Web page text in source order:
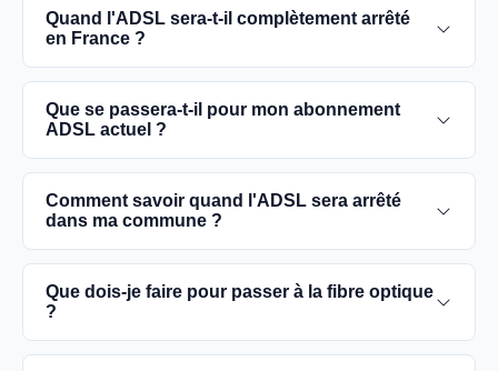
Quand l'ADSL sera-t-il complètement arrêté
en France ?
L'extinction complète du réseau ADSL est prévue
pour 2030. D'ici là, les utilisateurs sont
optique, plus rapides et fiables.
Que se passera-t-il pour mon abonnement
ADSL actuel ?
Vous pouvez continuer à utiliser votre
abonnement ADSL jusqu'à la date de fermeture du
conseillé de passer à la fibre optique dès que
possible pour une meilleure qualité de service.
Comment savoir quand l'ADSL sera arrêté
dans ma commune ?
Les dates précises de fermeture de l'ADSL varient
selon les communes. Vous pouvez trouver ces
commune spécifique.
Que dois-je faire pour passer à la fibre optique
?